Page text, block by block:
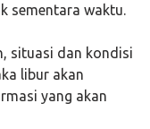
sementara waktu.
situasi dan kondisi
libur akan
yang akan